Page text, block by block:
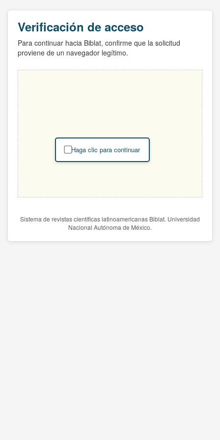
Verificación de acceso
Para continuar hacia Biblat, confirme que la solicitud
proviene de un navegador legítimo.
Haga clic para continuar
Sistema de revistas científicas latinoamericanas Biblat. Universidad
Nacional Autónoma de México.